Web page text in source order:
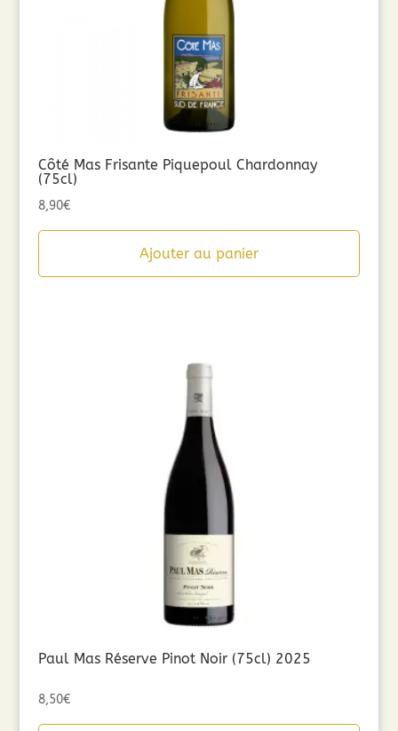
Côté Mas Frisante Piquepoul Chardonnay
(75cl)
8,90€
Ajouter au panier
Paul Mas Réserve Pinot Noir (75cl) 2025
8,50€